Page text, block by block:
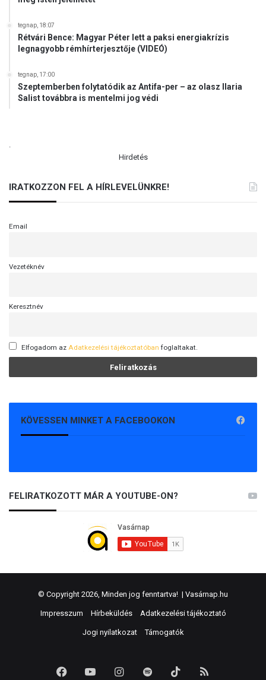
tegnap, 18:07
Rétvári Bence: Magyar Péter lett a paksi energiakrízis
legnagyobb rémhírterjesztője (VIDEÓ)
tegnap, 17:00
Szeptemberben folytatódik az Antifa-per – az olasz Ilaria
Salist továbbra is mentelmi jog védi
.
Hirdetés
IRATKOZZON FEL A HÍRLEVELÜNKRE!
Email
Vezetéknév
Keresztnév
Elfogadom az Adatkezelési tájékoztatóban foglaltakat.
KÖVESSEN MINKET A FACEBOOKON
FELIRATKOZOTT MÁR A YOUTUBE-ON?
© Copyright 2026, Minden jog fenntartva! | Vasárnap.hu
Impresszum Hírbeküldés Adatkezelési tájékoztató
Jogi nyilatkozat Támogatók
FacebookYouTubeInstagram
Spotify TikTok